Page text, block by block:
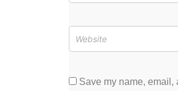
Save my name, email,